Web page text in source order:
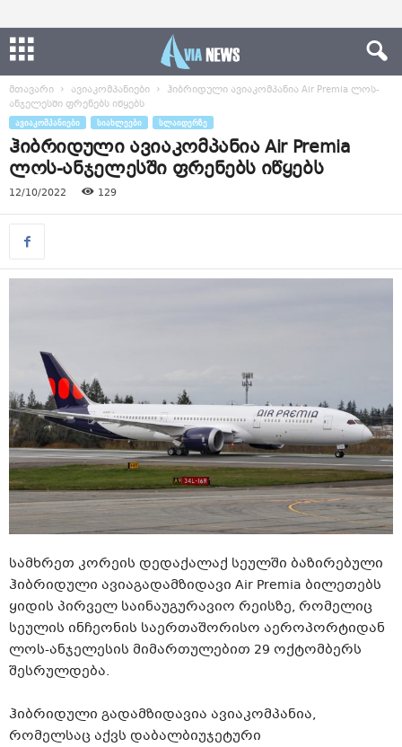
მთავარი ავიაკომპანიები
ჰიბრიდული ავიაკომპანია Air Premia ლოს-
ანჯელესში ფრენებს იწყებს
ᲐᲕᲘᲐᲙᲝᲛᲞᲐᲜᲘᲔᲑᲘ ᲡᲘᲐᲮᲚᲔᲔᲑᲘ ᲡᲚᲐᲘᲓᲔᲠᲖᲔ
ჰიბრიდული ავიაკომპანია Air Premia
ლოს-ანჯელესში ფრენებს იწყებს
12/10/2022 129
სამხრეთ კორეის დედაქალაქ სეულში ბაზირებული
ჰიბრიდული ავიაგადამზიდავი Air Premia ბილეთებს
ყიდის პირველ საინაუგურავიო რეისზე, რომელიც
სეულის ინჩეონის საერთაშორისო აეროპორტიდან
ლოს-ანჯელესის მიმართულებით 29 ოქტომბერს
შესრულდება.
ჰიბრიდული გადამზიდავია ავიაკომპანია,
რომელსაც აქვს დაბალბიუჯეტური